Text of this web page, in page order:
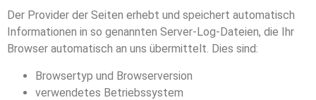
Der Provider der Seiten erhebt und speichert automatisch
Informationen in so genannten Server-Log-Dateien, die Ihr
Browser automatisch an uns übermittelt. Dies sind:
Browsertyp und Browserversion
verwendetes Betriebssystem